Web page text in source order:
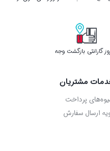
مشتریان
پرداخت
ارسال سفارش